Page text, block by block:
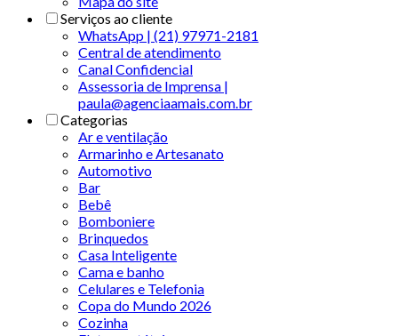
Serviços ao cliente
WhatsApp | (21) 97971-2181
Central de atendimento
Canal Confidencial
Assessoria de Imprensa |
paula@agenciaamais.com.br
Categorias
Ar e ventilação
Armarinho e Artesanato
Automotivo
Bar
Bebê
Bomboniere
Brinquedos
Casa Inteligente
Cama e banho
Celulares e Telefonia
Copa do Mundo 2026
Cozinha